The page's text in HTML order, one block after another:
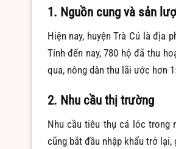
1. Nguồn cung và sản
Hiện nay, huyện Trà Cú là địa
Tính đến nay, 780 hộ đã thu
qua, nông dân thu lãi ước hơn
2. Nhu cầu thị trường
Nhu cầu tiêu thụ cá lóc trong
cũng bắt đầu nhập khẩu trở